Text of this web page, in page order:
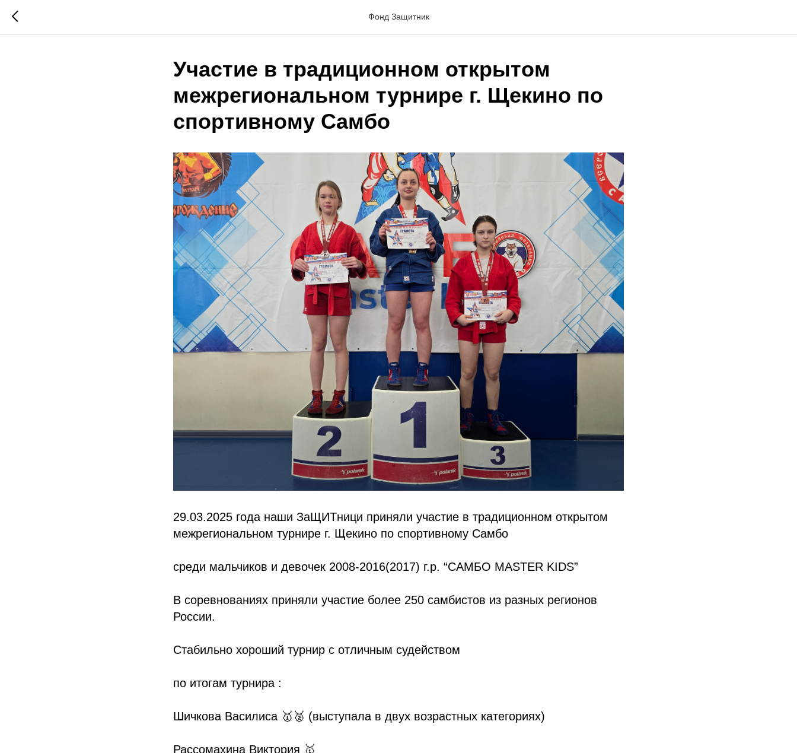
Фонд Защитник
Участие в традиционном открытом
межрегиональном турнире г. Щекино по
спортивному Самбо
29.03.2025 года наши ЗаЩИТници приняли участие в традиционном открытом
межрегиональном турнире г. Щекино по спортивному Самбо
среди мальчиков и девочек 2008-2016(2017) г.р. “САМБО MASTER KIDS”
В соревнованиях приняли участие более 250 самбистов из разных регионов
России.
Стабильно хороший турнир с отличным судейством
по итогам турнира :
Шичкова Василиса 🥇🥈 (выступала в двух возрастных категориях)
Рассомахина Виктория 🥇